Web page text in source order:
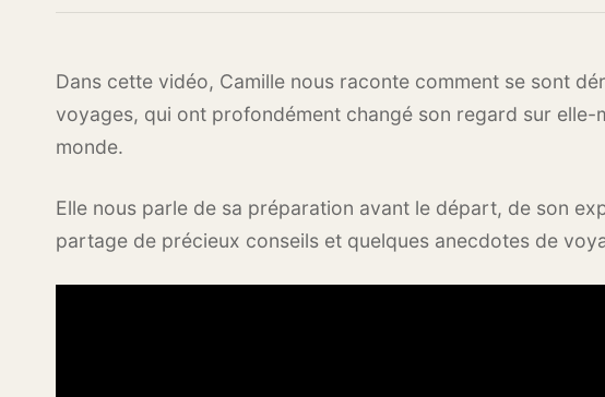
Dans cette vidéo, Camille nous raconte comment se sont
voyages, qui ont profondément changé son regard sur elle-
monde.
Elle nous parle de sa préparation avant le départ, de son
partage de précieux conseils et quelques anecdotes de